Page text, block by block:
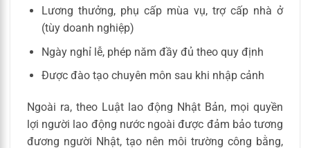
Lương thưởng, phụ cấp mùa vụ, trợ cấp nhà ở
(tùy doanh nghiệp)
Ngày nghỉ lễ, phép năm đầy đủ theo quy định
Được đào tạo chuyên môn sau khi nhập cảnh
Ngoài ra, theo Luật lao động Nhật Bản, mọi quyền
lợi người lao động nước ngoài được đảm bảo tương
đương người Nhật, tạo nên môi trường công bằng,